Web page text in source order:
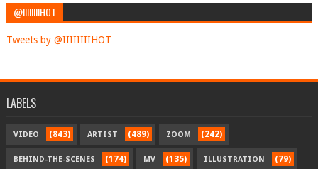
@IIIIIIIIHOT
Tweets by @IIIIIIIIHOT
LABELS
VIDEO (843) ARTIST (489) ZOOM (242)
BEHIND-THE-SCENES (174) MV (135) ILLUSTRATION (79)